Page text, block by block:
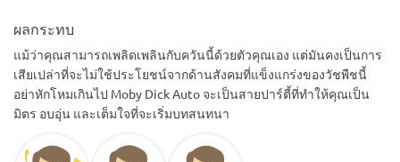
ผลกระทบ
แม้ว่าคุณสามารถเพลิดเพลินกับควันนี้ด้วยตัวคุณเอง แต่มันคงเป็นการ
เสียเปล่าที่จะไม่ใช้ประโยชน์จากด้านสังคมที่แข็งแกร่งของวัชพืชนี้
อย่าหักโหมเกินไป Moby Dick Auto จะเป็นสายปาร์ตี้ที่ทำให้คุณเป็น
มิตร อบอุ่น และเต็มใจที่จะเริ่มบทสนทนา